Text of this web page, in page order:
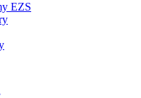
EZS